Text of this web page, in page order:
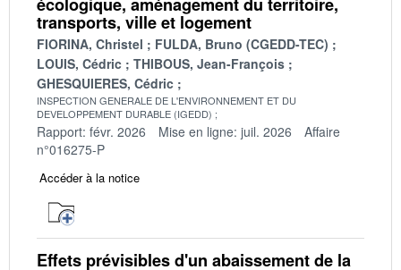
transports, ville et logement
FIORINA, Christel
FULDA, Bruno (CGEDD-TEC)
LOUIS, Cédric
THIBOUS, Jean-François
GHESQUIERES, Cédric
INSPECTION GENERALE DE L'ENVIRONNEMENT ET DU
DEVELOPPEMENT DURABLE (IGEDD)
Rapport: févr. 2026 Mise en ligne: juil. 2026
Affaire
n°016275-P
Accéder à la notice
Effets prévisibles d'un abaissement de la